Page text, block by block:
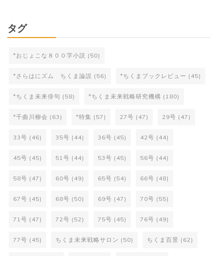
タグ
*おじょこな８００字小説 (50)
*さらはにズム ちくま論説 (56) *ちくまブックレビュー (45)
*ちくま未来俳句 (58) *ちくま未来戦略研究機構 (180)
*千曲川柳会 (63) *特集 (57) 27号 (47) 29号 (47)
33号 (46) 35号 (44) 36号 (45) 42号 (44)
45号 (45) 51号 (44) 53号 (45) 56号 (44)
58号 (47) 60号 (49) 65号 (54) 66号 (48)
67号 (45) 68号 (50) 69号 (47) 70号 (55)
71号 (47) 72号 (52) 75号 (45) 76号 (49)
77号 (45) ちくま未来戦略サロン (50) ちくま百景 (62)